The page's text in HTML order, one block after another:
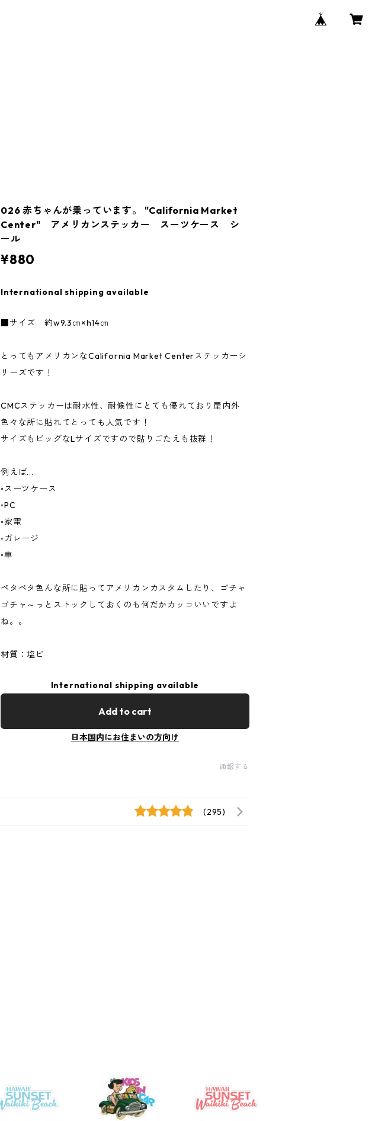
026 赤ちゃんが乗っています。 "California Market
Center" アメリカンステッカー スーツケース シ
ール
¥880
International shipping available
■サイズ 約w9.3㎝×h14㎝
とってもアメリカンなCalifornia Market Centerステッカーシ
リーズです！
CMCステッカーは耐水性、耐候性にとても優れており屋内外
色々な所に貼れてとっても人気です！
サイズもビッグなLサイズですので貼りごたえも抜群！
例えば...
◦スーツケース
◦PC
◦家電
◦ガレージ
◦車
ペタペタ色んな所に貼ってアメリカンカスタムしたり、ゴチャ
ゴチャ～っとストックしておくのも何だかカッコいいですよ
ね。。
材質：塩ビ
International shipping available
Add to cart
日本国内にお住まいの方向け
通報する
(295)